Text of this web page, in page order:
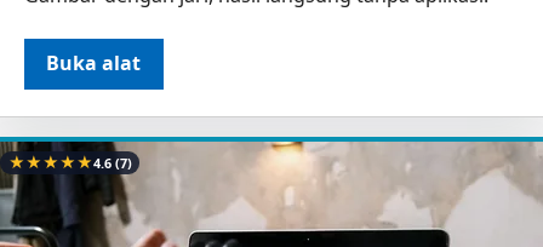
Buka alat
★★★★★4.6(7)